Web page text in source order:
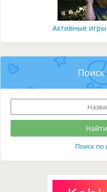
Активные
Поиск
Поиск по